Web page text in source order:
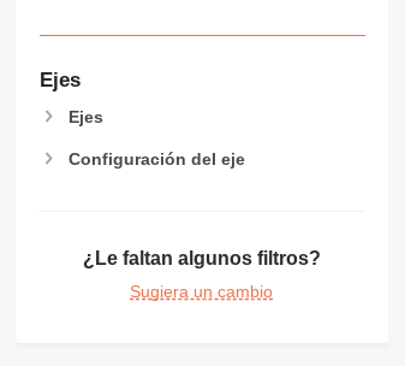
Ejes
Ejes
Configuración del eje
¿Le faltan algunos filtros?
Sugiera un cambio